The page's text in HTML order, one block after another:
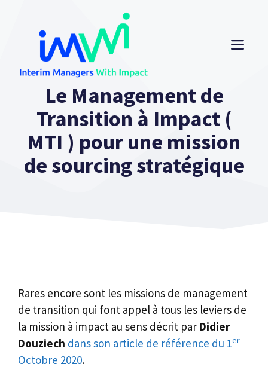
contenu
Le Management de
Transition à Impact (
MTI ) pour une mission
de sourcing stratégique
Rares encore sont les missions de management
de transition qui font appel à tous les leviers de
la mission à impact au sens décrit par Didier
Douziech dans son article de référence du 1er
Octobre 2020.